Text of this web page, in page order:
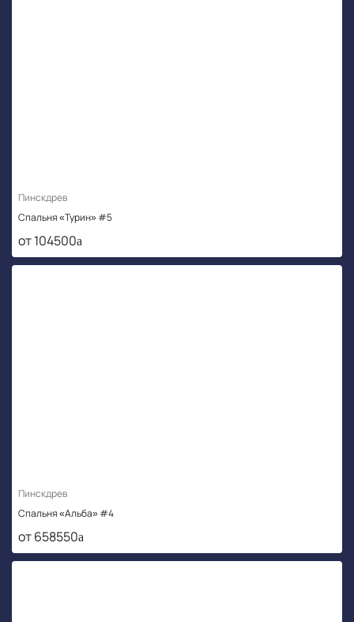
Пинскдрев
Спальня «Турин» #5
от 104500
Пинскдрев
Спальня «Альба» #4
от 658550